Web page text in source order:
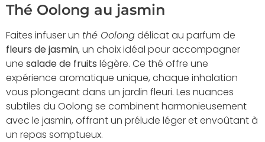
Thé Oolong au jasmin
Faites infuser un thé Oolongdélicat au parfum de
fleurs de jasmin, un choix idéal pour accompagner
une salade de fruits légère. Ce thé offre une
expérience aromatique unique, chaque inhalation
vous plongeant dans un jardin fleuri. Les nuances
subtiles du Oolong se combinent harmonieusement
avec le jasmin, offrant un prélude léger et envoûtant à
un repas somptueux.